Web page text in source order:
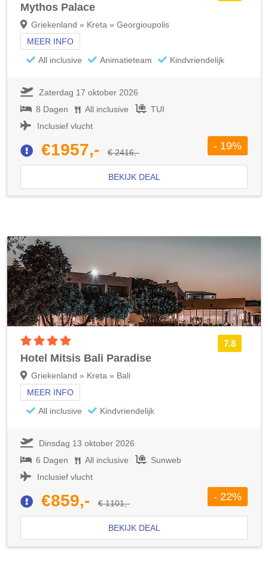
Mythos Palace
Griekenland » Kreta » Georgioupolis
MEER INFO
All inclusive
Animatieteam Kindvriendelijk
Zaterdag 17 oktober 2026
8 Dagen
All inclusive
TUI
Inclusief vlucht
€1957,- € 2416,-
- 19%
BEKIJK DEAL
7.8
Hotel Mitsis Bali Paradise
Griekenland » Kreta » Bali
MEER INFO
All inclusive
Kindvriendelijk
Dinsdag 13 oktober 2026
6 Dagen
All inclusive
Sunweb
Inclusief vlucht
€859,- € 1101,-
- 22%
BEKIJK DEAL